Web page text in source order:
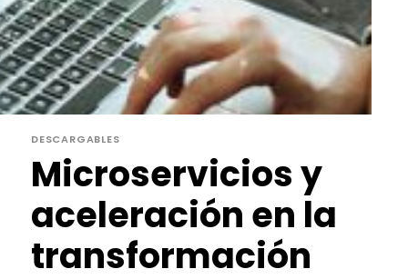
DESCARGABLES
Microservicios y
aceleración en la
transformación